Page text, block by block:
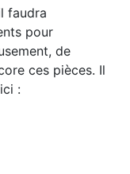
faudra
pour
de
ces pièces. Il
: